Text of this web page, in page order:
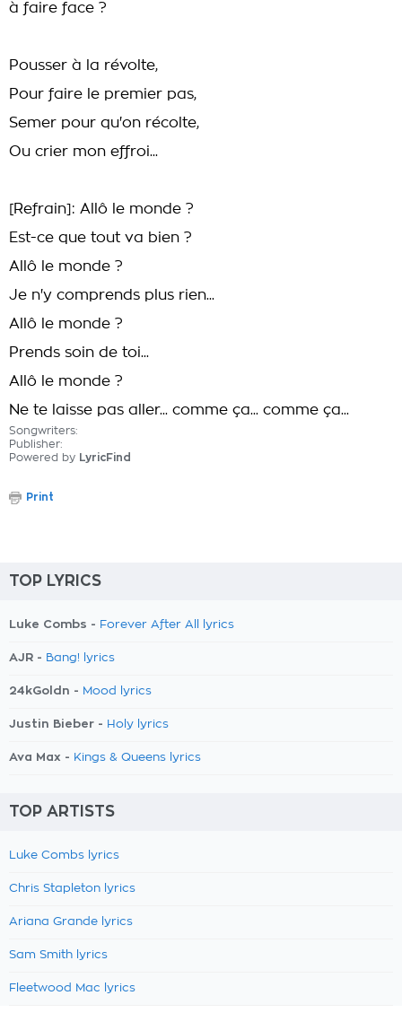
à faire face ?
Pousser à la révolte,
Pour faire le premier pas,
Semer pour qu'on récolte,
Ou crier mon effroi...
[Refrain]: Allô le monde ?
Est-ce que tout va bien ?
Allô le monde ?
Je n'y comprends plus rien...
Allô le monde ?
Prends soin de toi...
Allô le monde ?
Ne te laisse pas aller... comme ça... comme ça...
Songwriters:
Publisher:
Powered by LyricFind
Print
TOP LYRICS
Luke Combs - Forever After All lyrics
AJR - Bang! lyrics
24kGoldn - Mood lyrics
Justin Bieber - Holy lyrics
Ava Max - Kings & Queens lyrics
TOP ARTISTS
Luke Combs lyrics
Chris Stapleton lyrics
Ariana Grande lyrics
Sam Smith lyrics
Fleetwood Mac lyrics